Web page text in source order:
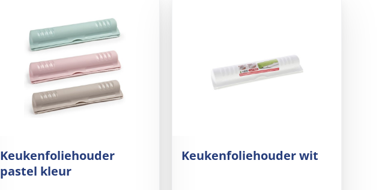
Keukenfoliehouder
pastel kleur
Keukenfoliehouder wit